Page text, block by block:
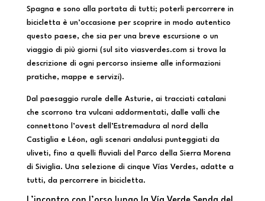
Spagna e sono alla portata di tutti; poterli percorrere in
bicicletta è un’occasione per scoprire in modo autentico
questo paese, che sia per una breve escursione o un
viaggio di più giorni (sul sito viasverdes.com si trova la
descrizione di ogni percorso insieme alle informazioni
pratiche, mappe e servizi).
Dal paesaggio rurale delle Asturie, ai tracciati catalani
che scorrono tra vulcani addormentati, dalle valli che
connettono l’ovest dell’Estremadura al nord della
Castiglia e Léon, agli scenari andalusi punteggiati da
uliveti, fino a quelli fluviali del Parco della Sierra Morena
di Siviglia. Una selezione di cinque Vías Verdes, adatte a
tutti, da percorrere in bicicletta.